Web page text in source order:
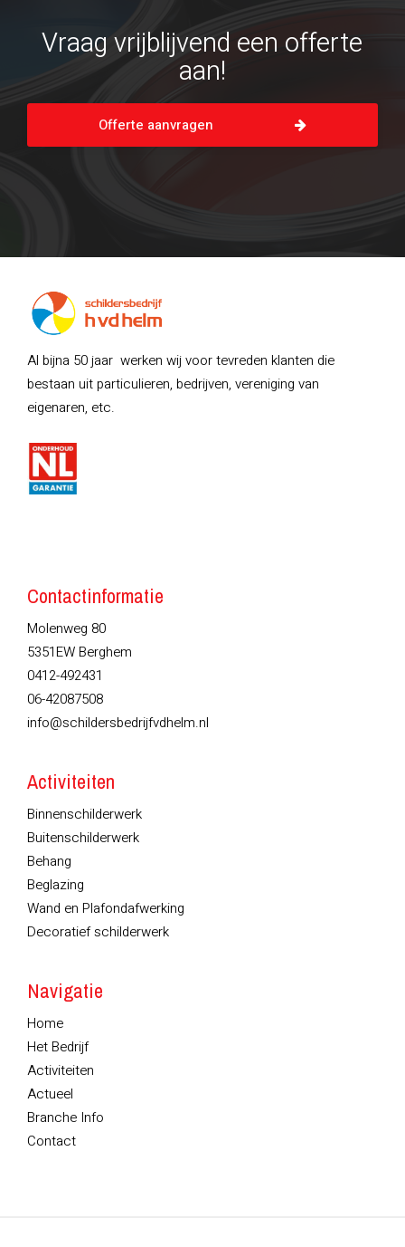
Vraag vrijblijvend een offerte
aan!
Offerte aanvragen
Al bijna 50 jaar werken wij voor tevreden klanten die
bestaan uit particulieren, bedrijven, vereniging van
eigenaren, etc.
Contactinformatie
Molenweg 80
5351EW Berghem
0412-492431
06-42087508
info@schildersbedrijfvdhelm.nl
Activiteiten
Binnenschilderwerk
Buitenschilderwerk
Behang
Beglazing
Wand en Plafondafwerking
Decoratief schilderwerk
Navigatie
Home
Het Bedrijf
Activiteiten
Actueel
Branche Info
Contact